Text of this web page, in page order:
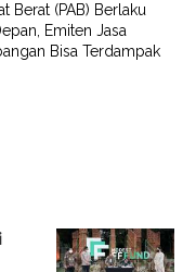
Berat (PAB) Berlaku
Emiten Jasa
Bisa Terdampak